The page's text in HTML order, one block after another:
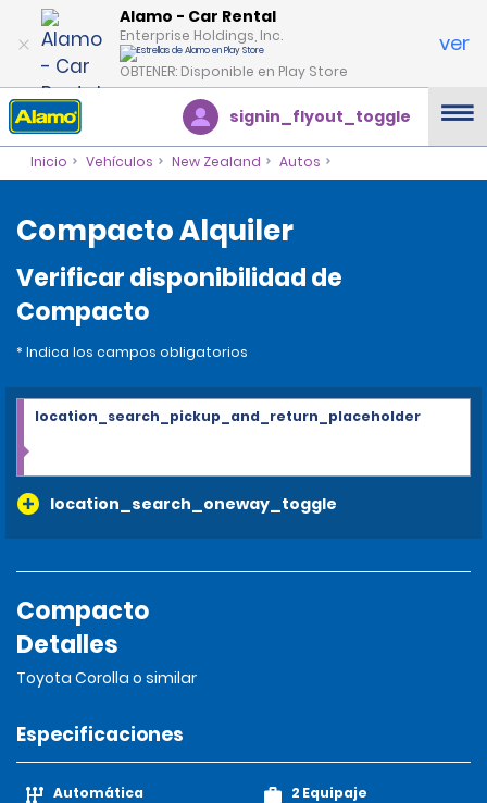
Alamo - Car Rental
Enterprise Holdings, Inc.
OBTENER: Disponible en Play Store
ver
signin_flyout_toggle
Inicio Vehículos New Zealand Autos
Compacto Alquiler
Verificar disponibilidad de
Compacto
* Indica los campos obligatorios
location_search_oneway_toggle
location_search_pickup_and_return_placeholder
Compacto
Detalles
Toyota Corolla o similar
Especificaciones
Automática 2 Equipaje